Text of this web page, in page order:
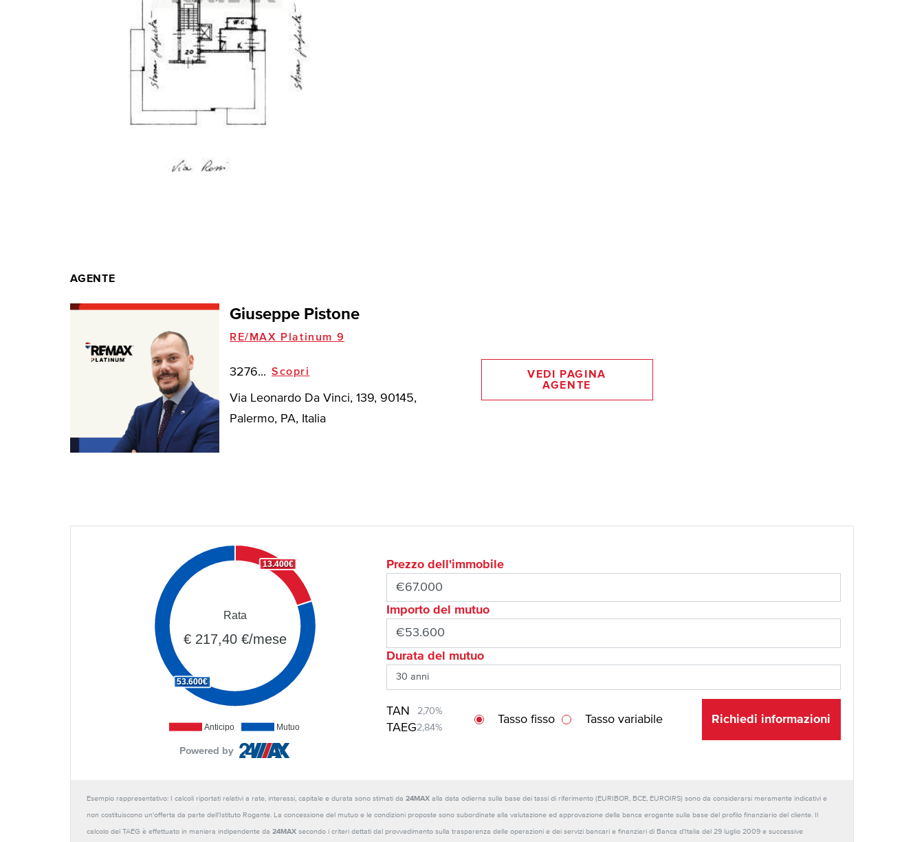
AGENTE
Giuseppe Pistone
RE/MAX Platinum 9
3276... Scopri
Via Leonardo Da Vinci, 139, 90145,
Palermo, PA, Italia
VEDI PAGINA
AGENTE
Anticipo Mutuo
13.400€
53.600€
Rata
€ 217,40 €/mese
Powered by
Prezzo dell'immobile
Importo del mutuo
Durata del mutuo
TAN 2,70%
TAEG2,84%
Tasso fisso Tasso variabile Richiedi informazioni
Esempio rappresentativo: I calcoli riportati relativi a rate, interessi, capitale e durata sono stimati da 24MAXalla data odierna sulla base dei tassi di riferimento (EURIBOR, BCE, EUROIRS) sono da considerarsi meramente indicativi e
non costituiscono un'offerta da parte dell'Istituto Rogante. La concessione del mutuo e le condizioni proposte sono subordinate alla valutazione ed approvazione della banca erogante sulla base del profilo finanziario del cliente. Il
calcolo del TAEG è effettuato in maniera indipendente da 24MAXsecondo i criteri dettati dal provvedimento sulla trasparenza delle operazioni e dei servizi bancari e finanziari di Banca d'Italia del 29 luglio 2009 e successive